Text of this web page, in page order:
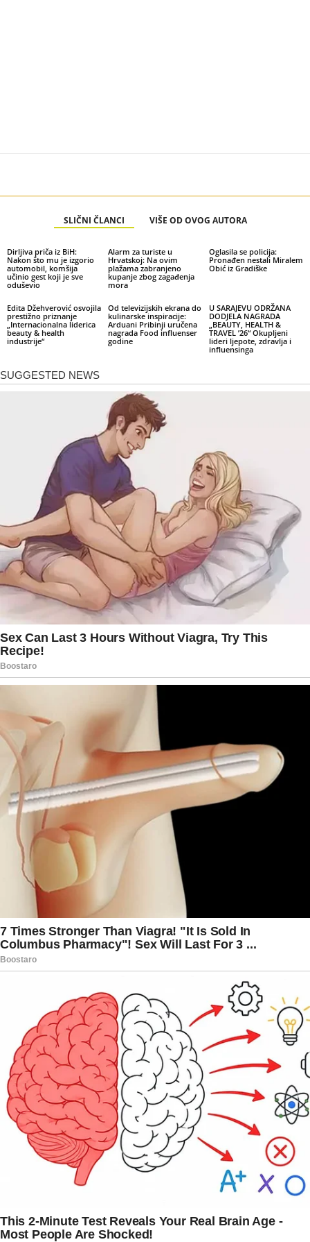
SLIČNI ČLANCI VIŠE OD OVOG AUTORA
Dirljiva priča iz BiH:
Nakon što mu je izgorio
automobil, komšija
učinio gest koji je sve
oduševio
Alarm za turiste u
Hrvatskoj: Na ovim
plažama zabranjeno
kupanje zbog zagađenja
mora
Oglasila se policija:
Pronađen nestali Miralem
Obić iz Gradiške
Edita Džehverović osvojila
prestižno priznanje
„Internacionalna liderica
beauty & health
industrije“
Od televizijskih ekrana do
kulinarske inspiracije:
Arduani Pribinji uručena
nagrada Food influenser
godine
U SARAJEVU ODRŽANA
DODJELA NAGRADA
„BEAUTY, HEALTH &
TRAVEL ’26“ Okupljeni
lideri ljepote, zdravlja i
influensinga